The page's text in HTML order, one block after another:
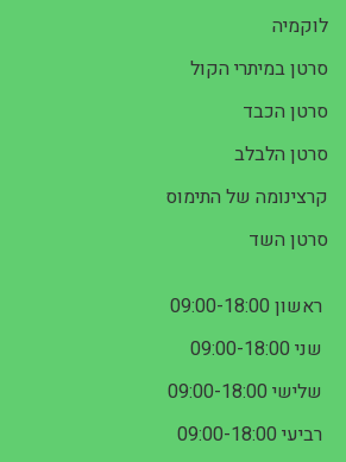
לוקמיה
סרטן במיתרי הקול
סרטן הכבד
סרטן הלבלב
קרצינומה של התימוס
סרטן השד
ראשון 09:00-18:00
שני 09:00-18:00
שלישי 09:00-18:00
רביעי 09:00-18:00